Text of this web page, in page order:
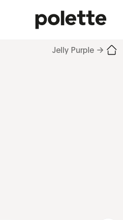
→
Jelly Purple